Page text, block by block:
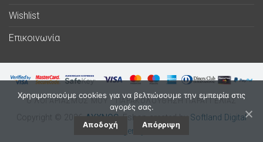
Wishlist
Επικοινωνία
Ο ΛΟΓΑΡΙΑΣΜΟΣ ΜΟΥ ΠΑΡΑΚΟΛΟΥΘΗΣΗ ΠΑΡΑΓΓΕΛΙΑΣ
Copyright © 2026 ΛΥΧΝΟC . Eshop created by Softland Digital
Agency.
Χρησιμοποιούμε cookies για να βελτιώσουμε την εμπειρία στις
αγορές σας.
Αποδοχή Απόρριψη